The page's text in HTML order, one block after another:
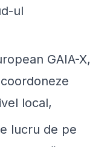
ul
GAIA-X,
local,
lucru de pe